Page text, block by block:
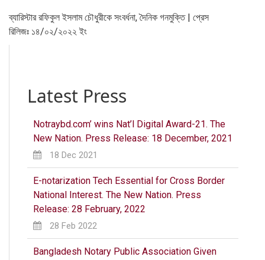
ব্যারিস্টার রফিকুল ইসলাম চৌধুরীকে সংব‍র্ধনা, দৈনিক গনমুক্তি | প্রেস
রিলিজঃ ১৪/০২/২০২২ ইং
Latest Press
Notraybd.com’ wins Nat’l Digital Award-21. The
New Nation. Press Release: 18 December, 2021
18 Dec 2021
E-notarization Tech Essential for Cross Border
National Interest. The New Nation. Press
Release: 28 February, 2022
28 Feb 2022
Bangladesh Notary Public Association Given